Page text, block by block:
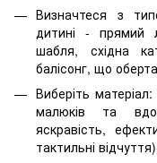
Визначтеся з
дитині - прямий
шабля, східна
балісонг, що
Виберіть
малюків та
яскравість,
тактильні